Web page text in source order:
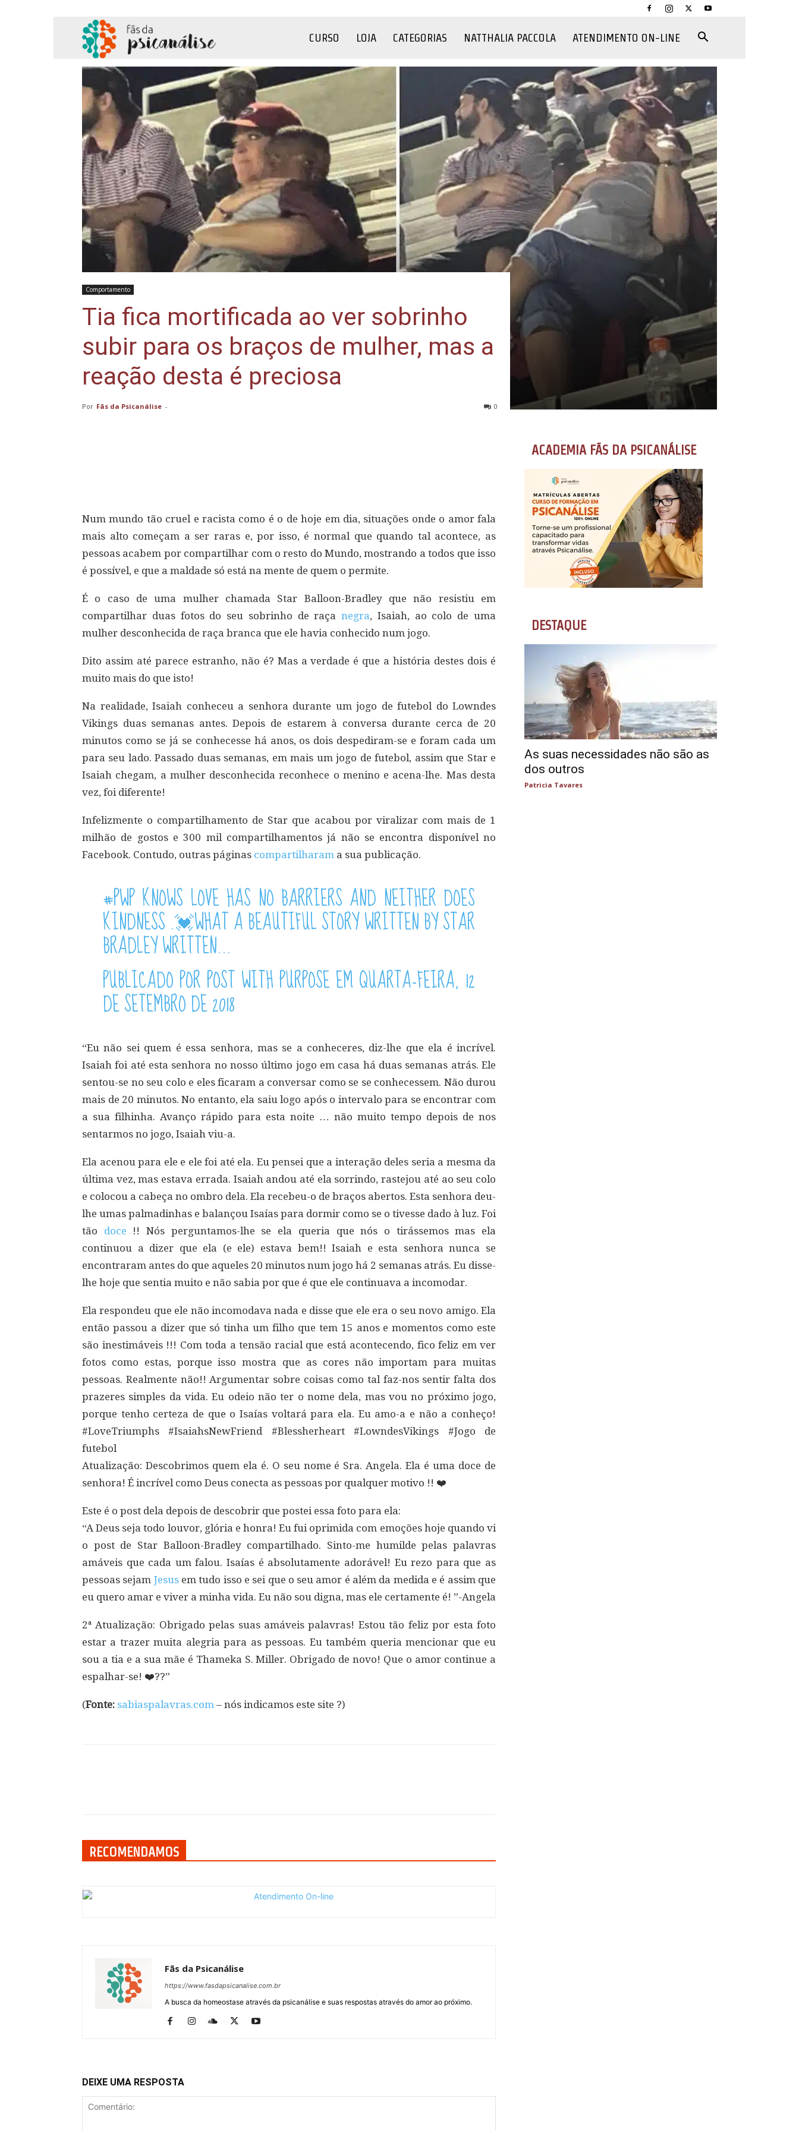
da
Psicanálise
CURSO LOJA CATEGORIAS NATTHALIA PACCOLA ATENDIMENTO ON-LINE
Comportamento
Tia fica mortificada ao ver sobrinho
subir para os braços de mulher, mas a
reação desta é preciosa
Por Fãs da Psicanálise - 0
Num mundo tão cruel e racista como é o de hoje em dia, situações onde o amor fala
mais alto começam a ser raras e, por isso, é normal que quando tal acontece, as
pessoas acabem por compartilhar com o resto do Mundo, mostrando a todos que isso
é possível, e que a maldade só está na mente de quem o permite.
É o caso de uma mulher chamada Star Balloon-Bradley que não resistiu em
compartilhar duas fotos do seu sobrinho de raçanegra, Isaiah, ao colo de uma
mulher desconhecida de raça branca que ele havia conhecido num jogo.
Dito assim até parece estranho, não é? Mas a verdade é que a história destes dois é
muito mais do que isto!
Na realidade, Isaiah conheceu a senhora durante um jogo de futebol do Lowndes
Vikings duas semanas antes. Depois de estarem à conversa durante cerca de 20
minutos como se já se conhecesse há anos, os dois despediram-se e foram cada um
para seu lado. Passado duas semanas, em mais um jogo de futebol, assim que Star e
Isaiah chegam, a mulher desconhecida reconhece o menino e acena-lhe. Mas desta
vez, foi diferente!
Infelizmente o compartilhamento de Star que acabou por viralizar com mais de 1
milhão de gostos e 300 mil compartilhamentos já não se encontra disponível no
Facebook. Contudo, outras páginas compartilharam a sua publicação.
#PWP KNOWS LOVE HAS NO BARRIERS AND NEITHER DOES
KINDNESS .💓WHAT A BEAUTIFUL STORY WRITTEN BY STAR
BRADLEY WRITTEN…
PUBLICADO PORPOST WITH PURPOSEEMQUARTA-FEIRA, 12
DE SETEMBRO DE 2018
“Eu não sei quem é essa senhora, mas se a conheceres, diz-lhe que ela é incrível.
Isaiah foi até esta senhora no nosso último jogo em casa há duas semanas atrás. Ele
sentou-se no seu colo e eles ficaram a conversar como se se conhecessem. Não durou
mais de 20 minutos. No entanto, ela saiu logo após o intervalo para se encontrar com
a sua filhinha. Avanço rápido para esta noite … não muito tempo depois de nos
sentarmos no jogo, Isaiah viu-a.
Ela acenou para ele e ele foi até ela. Eu pensei que a interação deles seria a mesma da
última vez, mas estava errada. Isaiah andou até ela sorrindo, rastejou até ao seu colo
e colocou a cabeça no ombro dela. Ela recebeu-o de braços abertos. Esta senhora deu-
lhe umas palmadinhas e balançou Isaías para dormir como se o tivesse dado à luz. Foi
tão doce !! Nós perguntamos-lhe se ela queria que nós o tirássemos mas ela
continuou a dizer que ela (e ele) estava bem!! Isaiah e esta senhora nunca se
encontraram antes do que aqueles 20 minutos num jogo há 2 semanas atrás. Eu disse-
lhe hoje que sentia muito e não sabia por que é que ele continuava a incomodar.
Ela respondeu que ele não incomodava nada e disse que ele era o seu novo amigo. Ela
então passou a dizer que só tinha um filho que tem 15 anos e momentos como este
são inestimáveis ​!!! Com toda a tensão racial que está acontecendo, fico feliz em ver
fotos como estas, porque isso mostra que as cores não importam para muitas
pessoas. Realmente não!! Argumentar sobre coisas como tal faz-nos sentir falta dos
prazeres simples da vida. Eu odeio não ter o nome dela, mas vou no próximo jogo,
porque tenho certeza de que o Isaías voltará para ela. Eu amo-a e não a conheço!
#LoveTriumphs #IsaiahsNewFriend #Blessherheart #LowndesVikings #Jogo de
futebol
Atualização: Descobrimos quem ela é. O seu nome é Sra. Angela. Ela é uma doce de
senhora! É incrível como Deus conecta as pessoas por qualquer motivo !! ❤️
Este é o post dela depois de descobrir que postei essa foto para ela:
“A Deus seja todo louvor, glória e honra! Eu fui oprimida com emoções hoje quando vi
o post de Star Balloon-Bradley compartilhado. Sinto-me humilde pelas palavras
amáveis ​​que cada um falou. Isaías é absolutamente adorável! Eu rezo para que as
pessoas sejam Jesusem tudo isso e sei que o seu amor é além da medida e é assim que
eu quero amar e viver a minha vida. Eu não sou digna, mas ele certamente é! ”-Angela
2ª Atualização: Obrigado pelas suas amáveis ​​palavras! Estou tão feliz por esta foto
estar a trazer muita alegria para as pessoas. Eu também queria mencionar que eu
sou a tia e a sua mãe é Thameka S. Miller. Obrigado de novo! Que o amor continue a
espalhar-se! ❤️??”
(Fonte: sabiaspalavras.com – nós indicamos este site ?)
RECOMENDAMOS
Fãs da Psicanálise
https://www.fasdapsicanalise.com.br
A busca da homeostase através da psicanálise e suas respostas através do amor ao próximo.
DEIXE UMA RESPOSTA
ACADEMIA FÃS DA PSICANÁLISE
DESTAQUE
As suas necessidades não são as
dos outros
Patricia Tavares